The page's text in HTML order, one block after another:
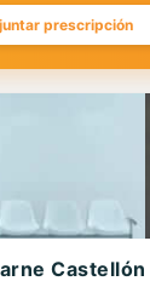
prescripción
Castellón